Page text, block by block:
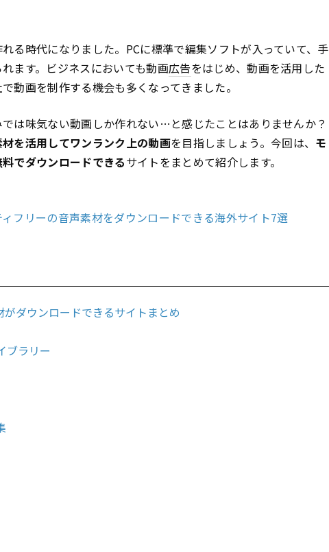
る時代になりました。PCに標準で編集ソフトが入っていて、手
ます。ビジネスにおいても動画広告をはじめ、動画を活用した
動画を制作する機会も多くなってきました。
は味気ない動画しか作れない…と感じたことはありませんか？
材を活用してワンランク上の動画を目指しましょう。今回は、 モ
でダウンロードできるサイトをまとめて紹介します。
フリーの音声素材をダウンロードできる海外サイト7選
ダウンロードできるサイトまとめ
ブラリー